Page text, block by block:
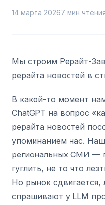
14 марта 20267 мин чтения
Мы строим Рерайт-
рерайта новостей в
В какой-то момент
ChatGPT на вопрос
рерайта новостей
упоминанием нас.
региональных СМИ —
гуглить, не то что
Но рынок
спрашивают у LLM